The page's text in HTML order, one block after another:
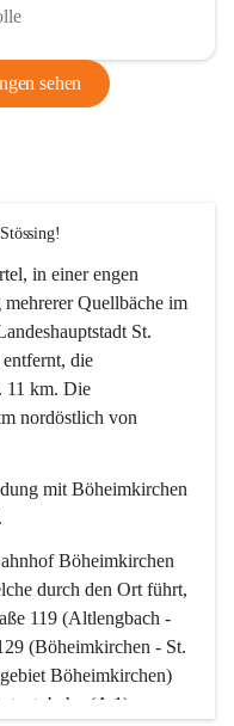
sehen
in einer engen
Quellbäche im
St.
die
11 km. Die
nordöstlich von
mit Böheimkirchen
Böheimkirchen
durch den Ort führt,
119 (Altlengbach -
(Böheimkirchen - St.
Böheimkirchen)
(A 1).